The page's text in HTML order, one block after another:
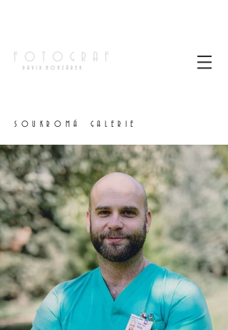
S O U K R O M Á G A L E R I E